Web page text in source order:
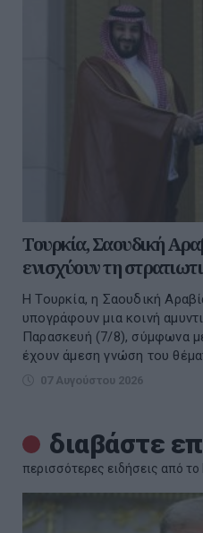
Τουρκία, Σαουδική
ενισχύουν τη
Η Τουρκία, η Σαουδική
υπογράφουν μια κοινή
Παρασκευή (7/8), σύμφωνα
έχουν άμεση γνώση του
07 Αυγούστου 2026
διαβάστε
περισσότερες ειδήσεις από